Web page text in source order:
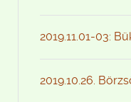
2019.11.01-03:
2019.10.26.